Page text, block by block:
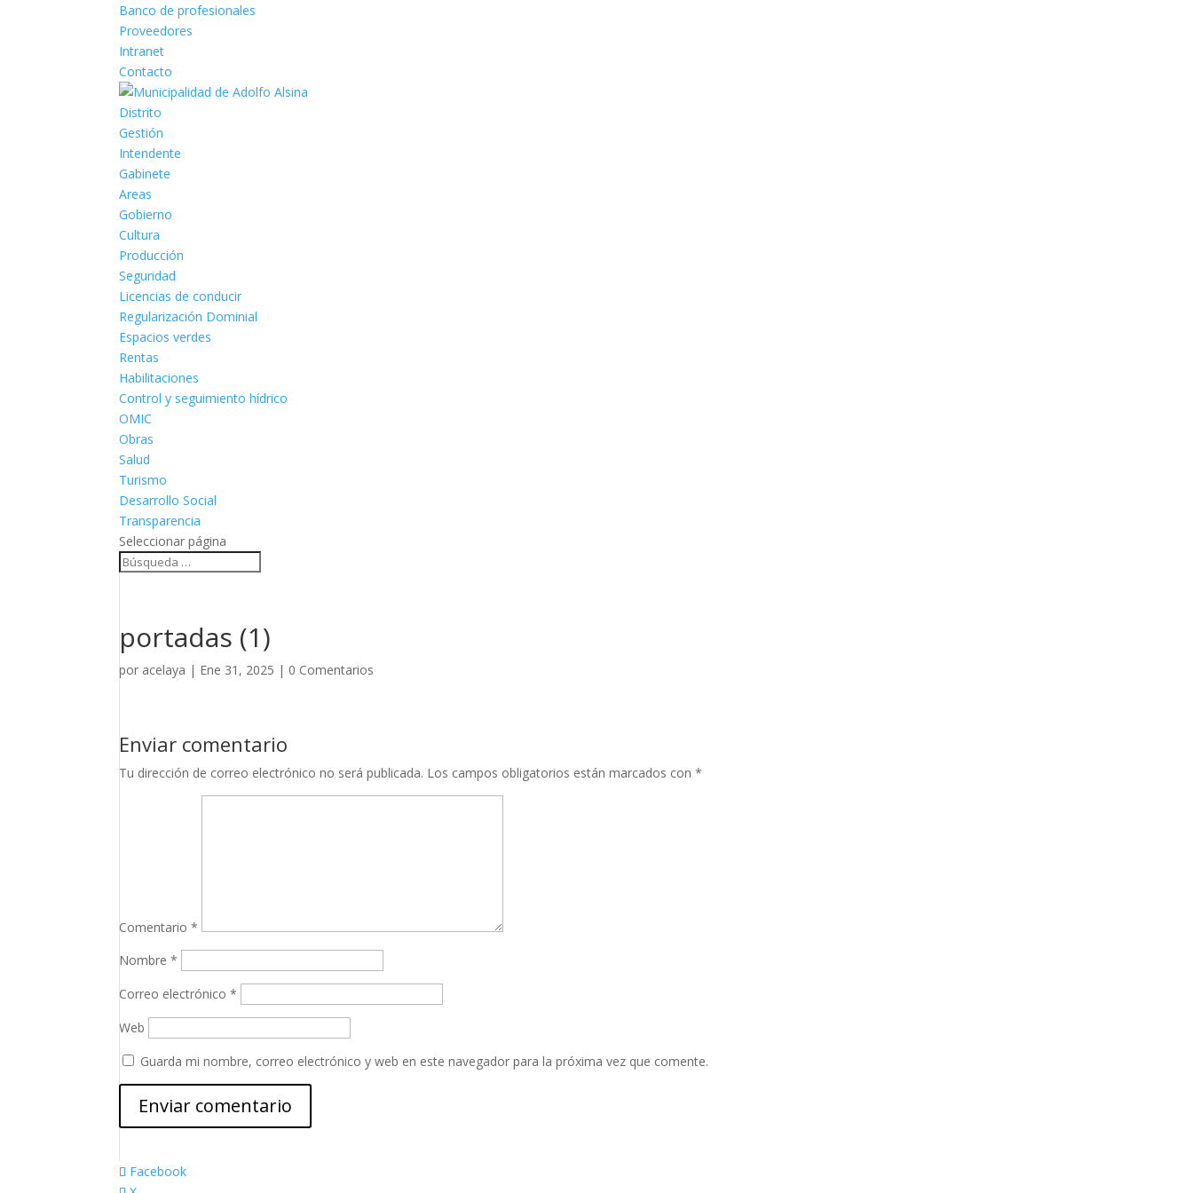
Banco de profesionales
Proveedores
Intranet
Contacto
Distrito
Gestión
Intendente
Gabinete
Areas
Gobierno
Cultura
Producción
Seguridad
Licencias de conducir
Regularización Dominial
Espacios verdes
Rentas
Habilitaciones
Control y seguimiento hídrico
OMIC
Obras
Salud
Turismo
Desarrollo Social
Transparencia
Seleccionar página
portadas (1)
por acelaya | Ene 31, 2025 | 0 Comentarios
Enviar comentario
Tu dirección de correo electrónico no será publicada. Los campos obligatorios están marcados con*
Comentario*
Nombre*
Correo electrónico*
Web
Guarda mi nombre, correo electrónico y web en este navegador para la próxima vez que comente.
Facebook